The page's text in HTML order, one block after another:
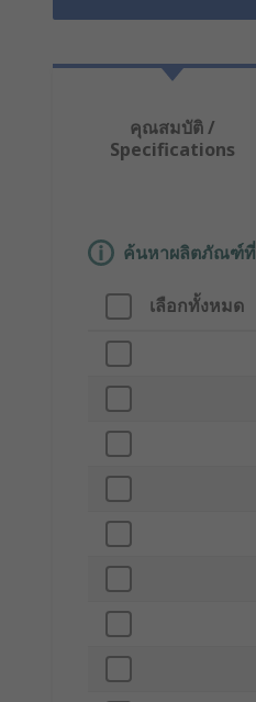
คุณสมบัติ /
Specifications
ค้นหาผลิตภัณฑ์ที่
เลือกทั้งหมด